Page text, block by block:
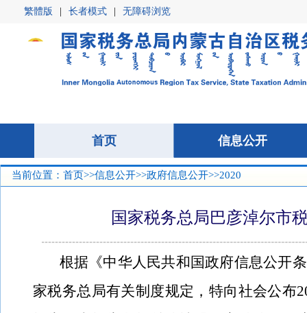
繁體版 长者模式 无障碍浏览
首页 信息公开
首页 信息公开
当前位置： 首页>>信息公开>>政府信息公开>>2020
国家税务总局巴彦淖尔市
根据《中华人民共和国政府信息公开
家税务总局有关制度规定，特向社会公布